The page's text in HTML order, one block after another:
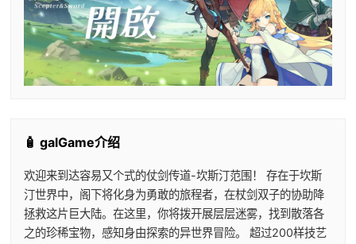
🧴 galGame介绍
欢迎来到达容易又个式的仗剑传道-坎斯汀范围！ 存在于坎斯
汀世界中，阁下将化身为勇敢的旅程者，在杖剑双子的协助降
拯救这片巨大陆。在这里，你将拨开展层层迷雾，找到散落各
之的珍稀宝物，感知身由探索的异世界冒险。 超过200样技艺